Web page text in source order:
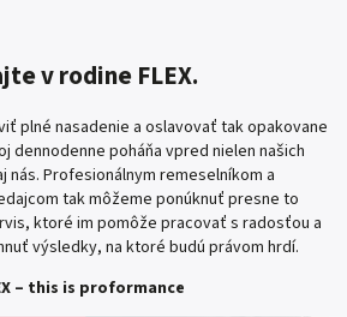
v rodine FLEX.
plné nasadenie a oslavovať tak opakovane
dennodenne poháňa vpred nielen našich
nás. Profesionálnym remeselníkom a
tak môžeme ponúknuť presne to
ktoré im pomôže pracovať s radosťou a
výsledky, na ktoré budú právom hrdí.
– this is proformance